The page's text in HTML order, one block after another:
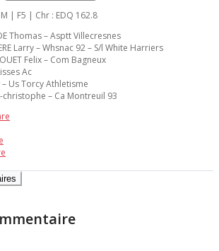
| F5 | Chr : EDQ 162.8
Thomas – Asptt Villecresnes
Larry – Whsnac 92 – S/l White Harriers
Felix – Com Bagneux
Ac
– Us Torcy Athletisme
christophe – Ca Montreuil 93